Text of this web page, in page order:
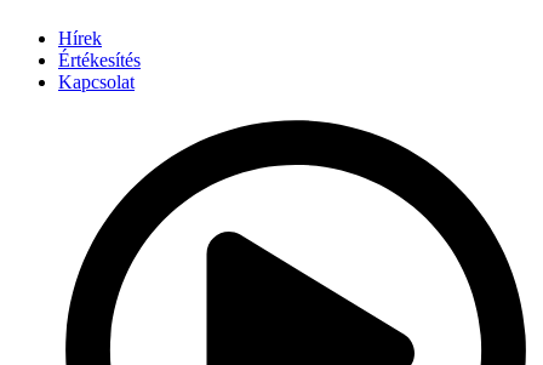
Hírek
Értékesítés
Kapcsolat